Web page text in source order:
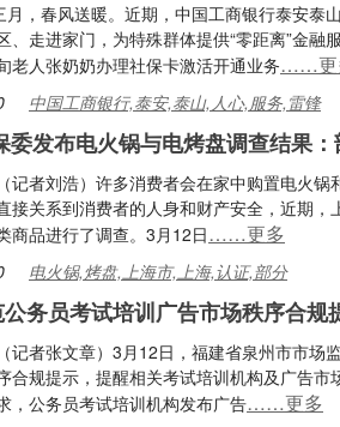
，春风送暖。近期，中国工商银行泰安泰
、走进家门，为特殊群体提供“零距离”金
老人张奶奶办理社保卡激活开通业务……更
中国工商银行,泰安,泰山,人心,服务,雷锋
委发布电火锅与电烤盘调查结果
记者刘浩）许多消费者会在家中购置电火
接关系到消费者的人身和财产安全，近期
商品进行了调查。3月12日……更多
电火锅,烤盘,上海市,上海,认证,部分
务员考试培训广告市场秩序合规
记者张文章）3月12日，福建省泉州市市场
合规提示，提醒相关考试培训机构及广告市
，公务员考试培训机构发布广告……更多